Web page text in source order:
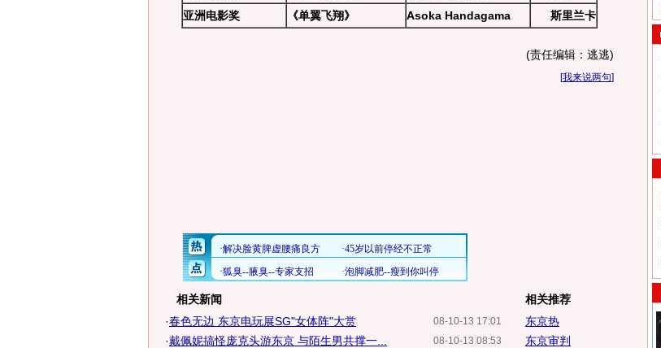
亚洲电影奖
《单翼飞翔》 Asoka Handagama 斯里兰卡
(责任编辑：逃逃)
[我来说两句]
相关新闻
08-10-13 17:01
·春色无边 东京电玩展SG"女体阵"大赏
08-10-13 08:53
·戴佩妮搞怪庞克头游东京 与陌生男共撑一...
相关推荐
东京热
东京审判